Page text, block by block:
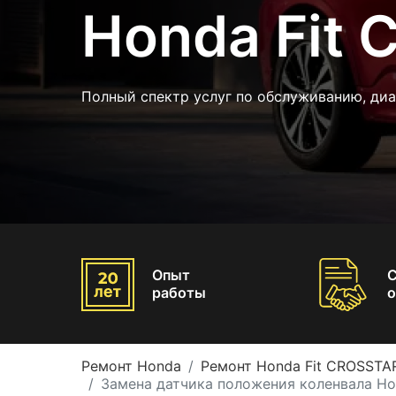
Honda Fit
Полный спектр услуг по обслуживанию,
Опыт
работы
Ремонт Honda
Ремонт Honda Fit
Замена датчика положения коленвала